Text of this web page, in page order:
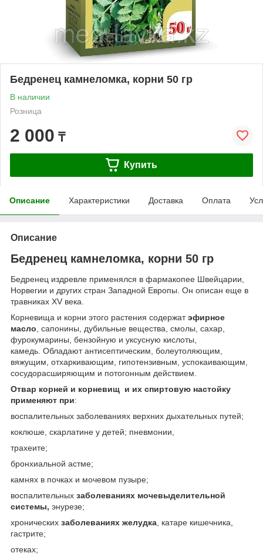
Бедренец камнеломка, корни 50 гр
В наличии
Розница
2 000 ₸
Купить
Описание Характеристики Доставка Оплата
Описание
Бедренец камнеломка, корни 50 гр
Бедренец издревле применялся в фармакопее Швейцарии,
Норвегии и других стран Западной Европы. Он описан еще в
травниках XV века.
Корневища и корни этого растения содержатэфирное
масло, сапонины, дубильные вещества, смолы, сахар,
фурокумарины, бензойную и уксусную кислоты,
камедь. Обладают антисептическим, болеутоляющим,
вяжущим, отхаркивающим, гипотензивным, успокаивающим,
сосудорасширяющим и потогонным действием.
Отвар корней и корневищ и их спиртовую настойку
применяют при:
воспалительных заболеваниях верхних дыхательных путей;
коклюше, скарлатине у детей; пневмонии,
трахеите;
бронхиальной астме;
камнях в почках и мочевом пузыре;
воспалительных заболеваниях мочевыделительной
системы, энурезе;
хронических заболеваниях желудка, катаре кишечника,
гастрите;
отеках;